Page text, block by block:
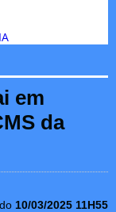
em
da
10/03/2025 11H55